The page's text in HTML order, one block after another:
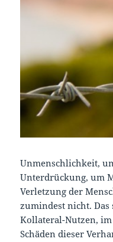
Unmenschlichkeit,
Unterdrückung, um
Verletzung der
zumindest nicht.
Kollateral-Nutzen,
Schäden dieser